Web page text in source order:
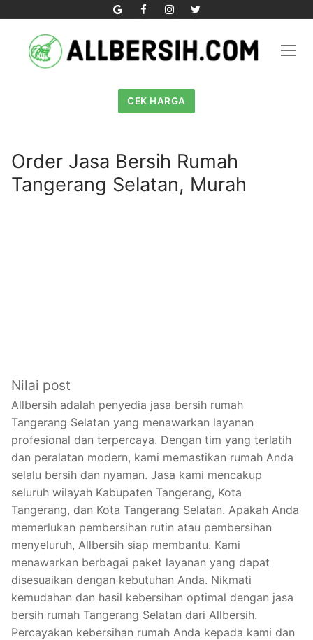
content
CEK HARGA
Order Jasa Bersih Rumah
Tangerang Selatan, Murah
Nilai post
Allbersih adalah penyedia jasa bersih rumah
Tangerang Selatan yang menawarkan layanan
profesional dan terpercaya. Dengan tim yang terlatih
dan peralatan modern, kami memastikan rumah Anda
selalu bersih dan nyaman. Jasa kami mencakup
seluruh wilayah Kabupaten Tangerang, Kota
Tangerang, dan Kota Tangerang Selatan. Apakah Anda
memerlukan pembersihan rutin atau pembersihan
menyeluruh, Allbersih siap membantu. Kami
menawarkan berbagai paket layanan yang dapat
disesuaikan dengan kebutuhan Anda. Nikmati
kemudahan dan hasil kebersihan optimal dengan jasa
bersih rumah Tangerang Selatan dari Allbersih.
Percayakan kebersihan rumah Anda kepada kami dan